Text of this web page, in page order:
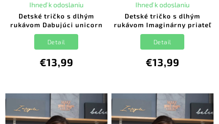
Detské tričko s dlhým
rukávom Dabujúci unicorn
Ihneď k odoslaniu
€13,99
Detail
Detské tričko s dlhým
rukávom Imaginárny priateľ
Ihneď k odoslaniu
€13,99
Detail